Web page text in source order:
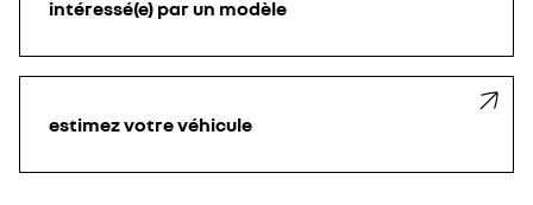
intéressé(e) par un modèle
estimez votre véhicule